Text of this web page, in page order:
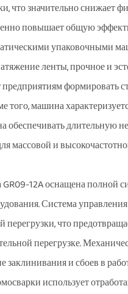
что значительно снижает
повышает общую
упаковочными
ленты, прочное и
предприятиям
машина
обеспечивать
массовой и
12A оснащена полной
Система
что
перегрузке.
и сбоев в
использует